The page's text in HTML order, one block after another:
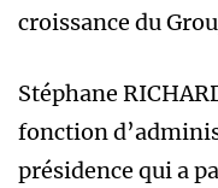
croissance du
Stéphane
fonction
présidence qui a